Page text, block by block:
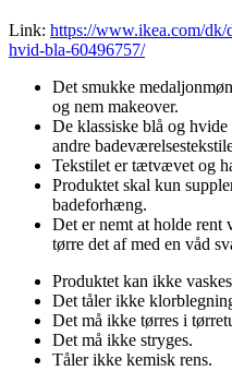
Link: https://www.ikea.com/dk/
hvid-bla-60496757/
Det smukke
og nem makeover.
De klassiske blå og hvide
andre
Tekstilet er tætvævet og
Produktet skal kun
badeforhæng.
Det er nemt at holde rent
tørre det af med en våd
Produktet kan ikke
Det tåler ikke
Det må ikke tørres i
Det må ikke stryges.
Tåler ikke kemisk rens.